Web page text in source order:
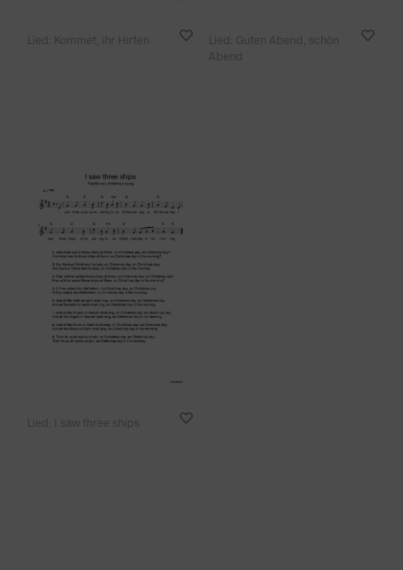
Lied: Kommet, ihr Hirten
Lied: Guten Abend, schön
Abend
Lied: I saw three ships